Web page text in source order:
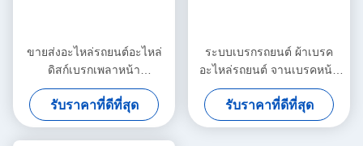
ขายส่งอะไหล่รถยนต์อะไหล่
ดิสก์เบรกเพลาหน้า
G1020735
รับราคาที่ดีที่สุด
ระบบเบรกรถยนต์ ผ้าเบรค
อะไหล่รถยนต์ จานเบรคหน้า
เซรามิค
รับราคาที่ดีที่สุด